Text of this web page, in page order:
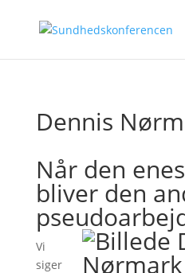
Dennis
Når den
bliver den
Vi
siger